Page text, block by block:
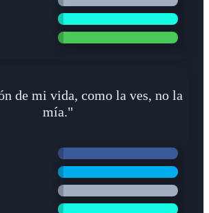
de mi vida, como la ves, no la
mía."